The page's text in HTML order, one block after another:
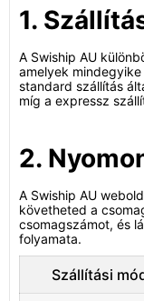
1.
A Swiship AU
amelyek
standard szállítás
míg a expressz
2.
A Swiship AU
követheted a
csomagszámot, és
folyamata.
Szállítási